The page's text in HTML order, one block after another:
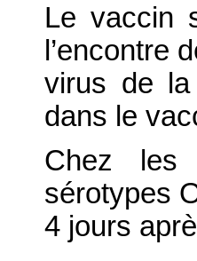
Le vaccin
l’encontre
virus de la
dans le
Chez les
sérotypes
4 jours